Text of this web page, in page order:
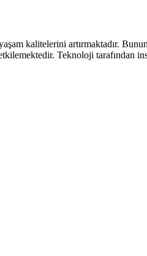
kalitelerini artırmaktadır.
Teknoloji tarafından